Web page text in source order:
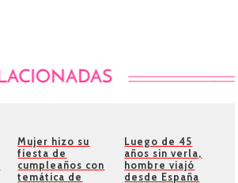
Mujer hizo su
fiesta de
cumpleaños con
temática de
Luego de 45
años sin verla,
hombre viajó
desde España